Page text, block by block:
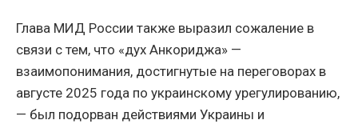
Глава МИД России также выразил сожаление в
связи с тем, что «дух Анкориджа» —
взаимопонимания, достигнутые на переговорах в
августе 2025 года по украинскому урегулированию,
— был подорван действиями Украины и